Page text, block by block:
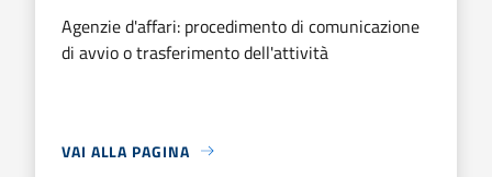
Agenzie d'affari: procedimento di comunicazione
di avvio o trasferimento dell'attività
VAI ALLA PAGINA